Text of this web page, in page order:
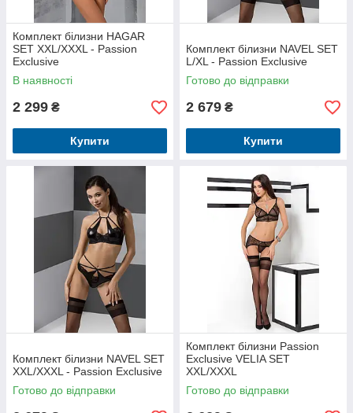
Комплект білизни HAGAR
SET XXL/XXXL - Passion
Exclusive
В наявності
2 299 ₴
Купити
Комплект білизни NAVEL SET
L/XL - Passion Exclusive
Готово до відправки
2 679 ₴
Купити
Комплект білизни NAVEL SET
XXL/XXXL - Passion Exclusive
Готово до відправки
Комплект білизни Passion
Exclusive VELIA SET
XXL/XXXL
Готово до відправки